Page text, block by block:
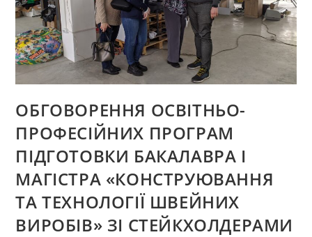
ОБГОВОРЕННЯ ОСВІТНЬО-
ПРОФЕСІЙНИХ ПРОГРАМ
ПІДГОТОВКИ БАКАЛАВРА І
МАГІСТРА «КОНСТРУЮВАННЯ
ТА ТЕХНОЛОГІЇ ШВЕЙНИХ
ВИРОБІВ» ЗІ СТЕЙКХОЛДЕРАМИ